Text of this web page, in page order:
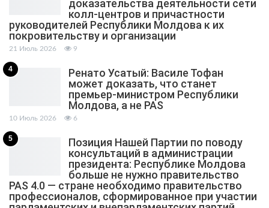
доказательства деятельности сети
колл-центров и причастности
руководителей Республики Молдова к их
покровительству и организации
21 Июль 2026 9
4
Ренато Усатый: Василе Тофан
может доказать, что станет
премьер-министром Республики
Молдова, а не PAS
10 Июль 2026 6
5
Позиция Нашей Партии по поводу
консультаций в администрации
президента: Республике Молдова
больше не нужно правительство
PAS 4.0 — стране необходимо правительство
профессионалов, сформированное при участии